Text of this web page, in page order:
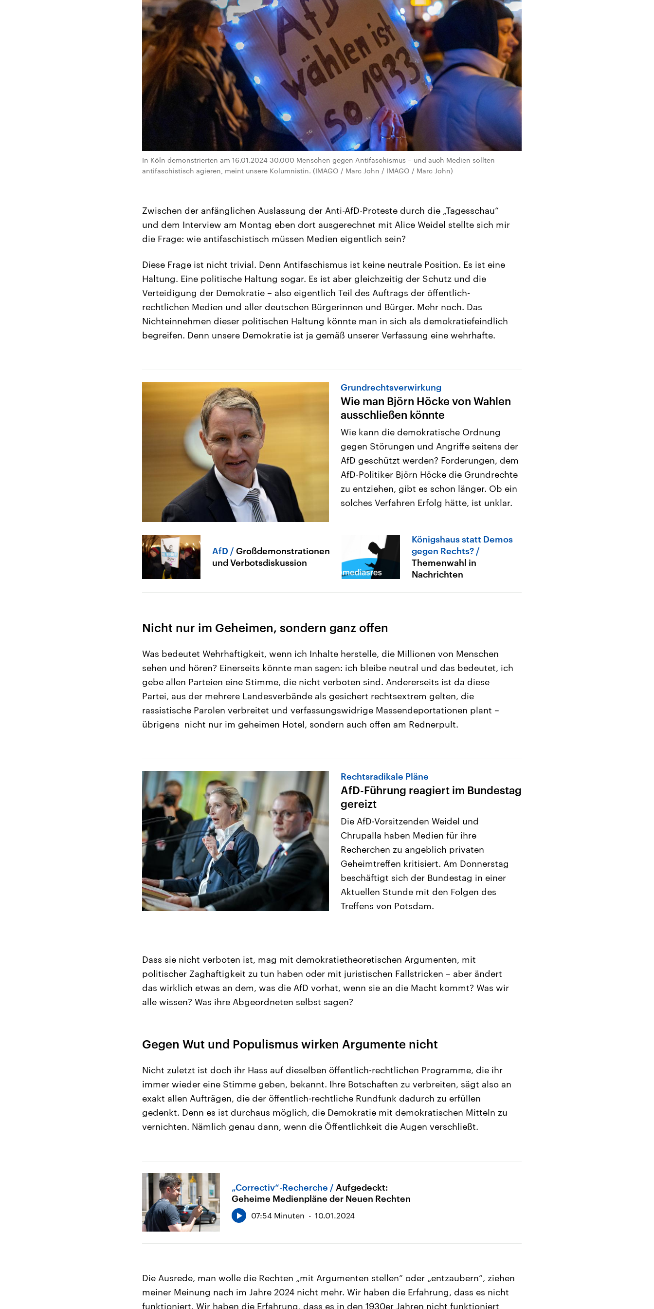
In Köln demonstrierten am 16.01.2024 30.000 Menschen gegen Antifaschismus – und auch Medien sollten
antifaschistisch agieren, meint unsere Kolumnistin. (IMAGO / Marc John / IMAGO / Marc John)
Zwischen der anfänglichen Auslassung der Anti-AfD-Proteste durch die „Tagesschau“
und dem Interview am Montag eben dort ausgerechnet mit Alice Weidel stellte sich mir
die Frage: wie antifaschistisch müssen Medien eigentlich sein?
Diese Frage ist nicht trivial. Denn Antifaschismus ist keine neutrale Position. Es ist eine
Haltung. Eine politische Haltung sogar. Es ist aber gleichzeitig der Schutz und die
Verteidigung der Demokratie – also eigentlich Teil des Auftrags der öffentlich-
rechtlichen Medien und aller deutschen Bürgerinnen und Bürger. Mehr noch. Das
Nichteinnehmen dieser politischen Haltung könnte man in sich als demokratiefeindlich
begreifen. Denn unsere Demokratie ist ja gemäß unserer Verfassung eine wehrhafte.
Grundrechtsverwirkung
Wie man Björn Höcke von Wahlen
ausschließen könnte
Wie kann die demokratische Ordnung
gegen Störungen und Angriffe seitens der
AfD geschützt werden? Forderungen, dem
AfD-Politiker Björn Höcke die Grundrechte
zu entziehen, gibt es schon länger. Ob ein
solches Verfahren Erfolg hätte, ist unklar.
AfD
Großdemonstrationen
und Verbotsdiskussion
Königshaus statt Demos
gegen Rechts?
Themenwahl in
Nachrichten
Nicht nur im Geheimen, sondern ganz offen
Was bedeutet Wehrhaftigkeit, wenn ich Inhalte herstelle, die Millionen von Menschen
sehen und hören? Einerseits könnte man sagen: ich bleibe neutral und das bedeutet, ich
gebe allen Parteien eine Stimme, die nicht verboten sind. Andererseits ist da diese
Partei, aus der mehrere Landesverbände als gesichert rechtsextrem gelten, die
rassistische Parolen verbreitet und verfassungswidrige Massendeportationen plant –
übrigens nicht nur im geheimen Hotel, sondern auch offen am Rednerpult.
Rechtsradikale Pläne
AfD-Führung reagiert im Bundestag
gereizt
Die AfD-Vorsitzenden Weidel und
Chrupalla haben Medien für ihre
Recherchen zu angeblich privaten
Geheimtreffen kritisiert. Am Donnerstag
beschäftigt sich der Bundestag in einer
Aktuellen Stunde mit den Folgen des
Treffens von Potsdam.
Dass sie nicht verboten ist, mag mit demokratietheoretischen Argumenten, mit
politischer Zaghaftigkeit zu tun haben oder mit juristischen Fallstricken – aber ändert
das wirklich etwas an dem, was die AfD vorhat, wenn sie an die Macht kommt? Was wir
alle wissen? Was ihre Abgeordneten selbst sagen?
Gegen Wut und Populismus wirken Argumente nicht
Nicht zuletzt ist doch ihr Hass auf dieselben öffentlich-rechtlichen Programme, die ihr
immer wieder eine Stimme geben, bekannt. Ihre Botschaften zu verbreiten, sägt also an
exakt allen Aufträgen, die der öffentlich-rechtliche Rundfunk dadurch zu erfüllen
gedenkt. Denn es ist durchaus möglich, die Demokratie mit demokratischen Mitteln zu
vernichten. Nämlich genau dann, wenn die Öffentlichkeit die Augen verschließt.
„Correctiv“-Recherche
Aufgedeckt:
Geheime Medienpläne der Neuen Rechten
07:54 Minuten 10.01.2024
Die Ausrede, man wolle die Rechten „mit Argumenten stellen“ oder „entzaubern“, ziehen
meiner Meinung nach im Jahre 2024 nicht mehr. Wir haben die Erfahrung, dass es nicht
funktioniert. Wir haben die Erfahrung, dass es in den 1930er Jahren nicht funktioniert